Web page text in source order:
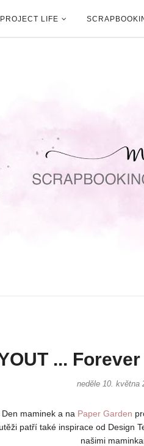
PROJECT LIFE
...
neděle 10. května
maminek a na Paper Garden
patří také inspirace od Design
našimi